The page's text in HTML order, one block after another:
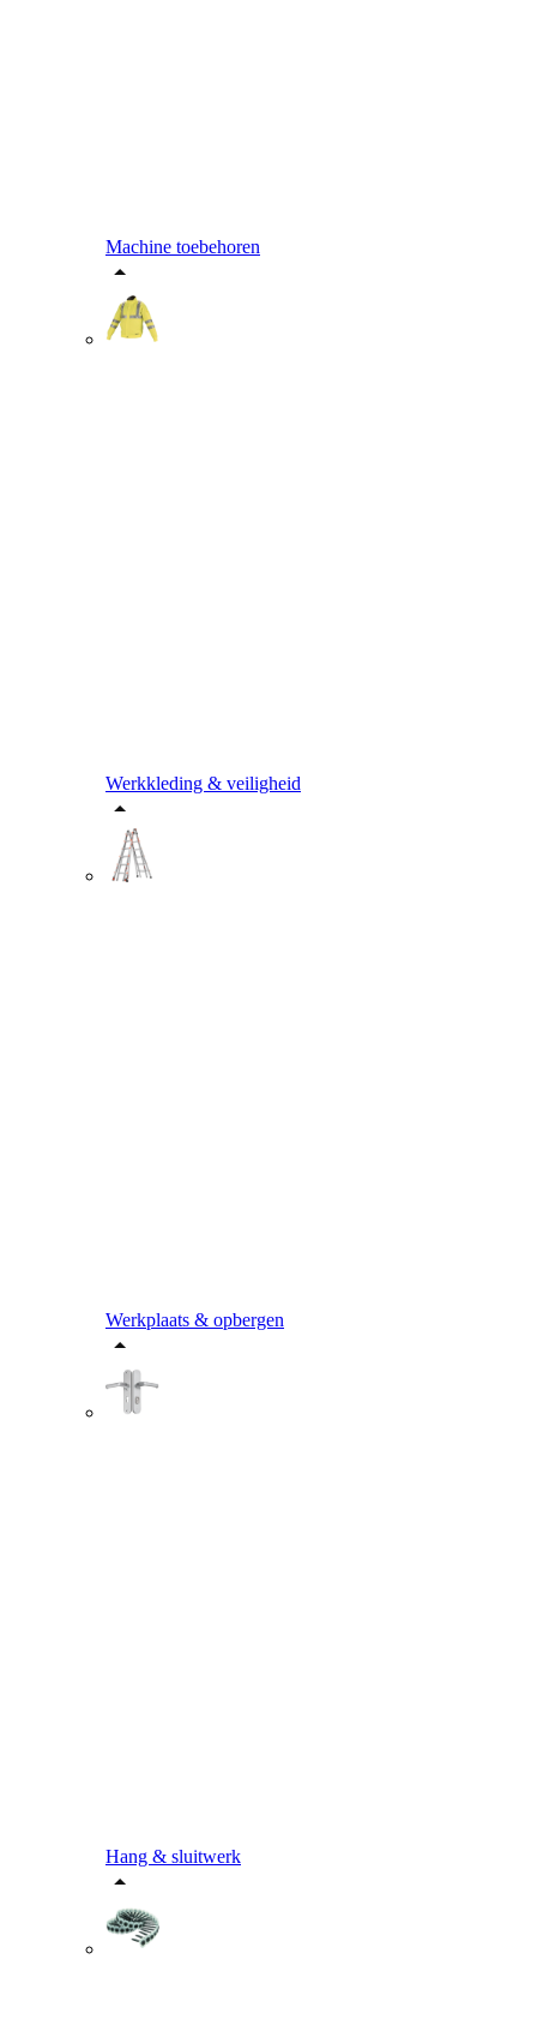
Machine toebehoren
Werkkleding & veiligheid
Werkplaats & opbergen
Hang & sluitwerk